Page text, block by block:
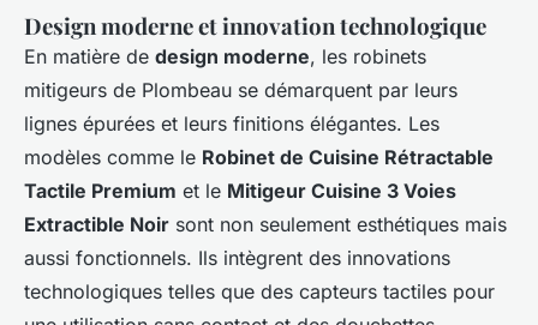
Design moderne et innovation technologique
En matière de design moderne, les robinets
mitigeurs de Plombeau se démarquent par leurs
lignes épurées et leurs finitions élégantes. Les
modèles comme le Robinet de Cuisine Rétractable
Tactile Premium et le Mitigeur Cuisine 3 Voies
Extractible Noir sont non seulement esthétiques mais
aussi fonctionnels. Ils intègrent des innovations
technologiques telles que des capteurs tactiles pour